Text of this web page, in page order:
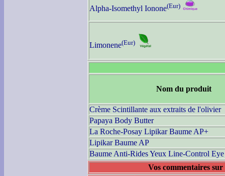
Alpha-Isomethyl Ionone(Eur)
Limonene(Eur)
Nom du produit
Crème Scintillante aux extraits de l'olivier
Papaya Body Butter
La Roche-Posay Lipikar Baume AP+
Lipikar Baume AP
Baume Anti-Rides Yeux Line-Control
Vos commentaires